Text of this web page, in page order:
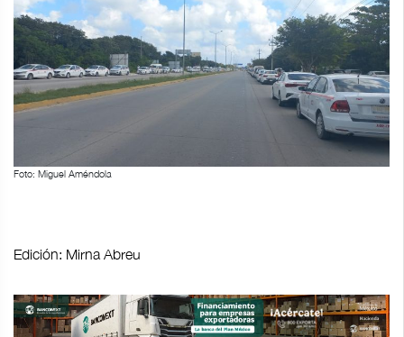
Foto: Miguel Améndola
Edición: Mirna Abreu